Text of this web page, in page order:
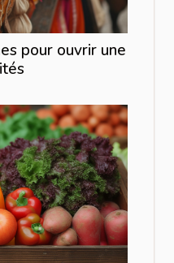
pour ouvrir une